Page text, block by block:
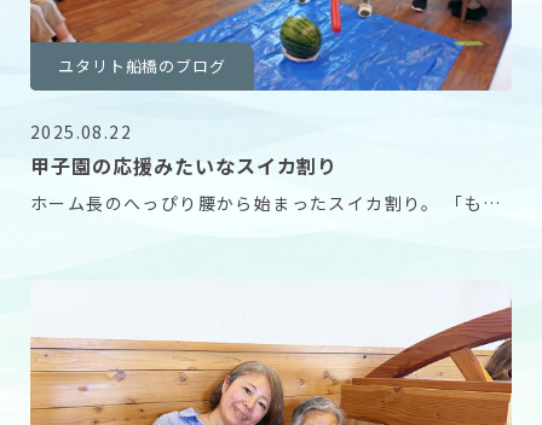
ユタリト船橋のブログ
2025.08.22
甲子園の応援みたいなスイカ割り
ホーム長のへっぴり腰から始まったスイカ割り。 「もっ